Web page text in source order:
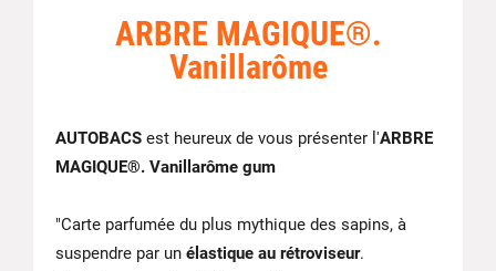
ARBRE MAGIQUE®.
Vanillarôme
AUTOBACS est heureux de vous présenter l'ARBRE
MAGIQUE®. Vanillarôme gum
"Carte parfumée du plus mythique des sapins, à
suspendre par un élastique au rétroviseur.